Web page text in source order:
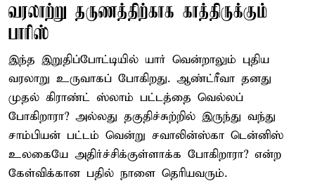
வரலாற்று தருணத்திற்காக காத்திருக்கும்
பாரிஸ்
இந்த இறுதிப்போட்டியில் யார் வென்றாலும் புதிய
வரலாறு உருவாகப் போகிறது. ஆண்ட்ரீவா தனது
முதல் கிராண்ட் ஸ்லாம் பட்டத்தை வெல்லப்
போகிறாரா? அல்லது தகுதிச்சுற்றில் இருந்து வந்து
சாம்பியன் பட்டம் வென்று சவாலின்ஸ்கா டென்னிஸ்
உலகையே அதிர்ச்சிக்குள்ளாக்க போகிறாரா? என்ற
கேள்விக்கான பதில் நாளை தெரியவரும்.